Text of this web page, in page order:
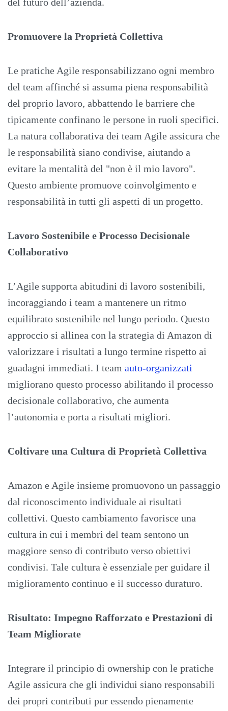
Promuovere la Proprietà Collettiva
Le pratiche Agile responsabilizzano ogni membro
del team affinché si assuma piena responsabilità
del proprio lavoro, abbattendo le barriere che
tipicamente confinano le persone in ruoli specifici.
La natura collaborativa dei team Agile assicura che
le responsabilità siano condivise, aiutando a
evitare la mentalità del "non è il mio lavoro".
Questo ambiente promuove coinvolgimento e
responsabilità in tutti gli aspetti di un progetto.
Lavoro Sostenibile e Processo Decisionale
Collaborativo
L’Agile supporta abitudini di lavoro sostenibili,
incoraggiando i team a mantenere un ritmo
equilibrato sostenibile nel lungo periodo. Questo
approccio si allinea con la strategia di Amazon di
valorizzare i risultati a lungo termine rispetto ai
guadagni immediati. I team auto-organizzati
migliorano questo processo abilitando il processo
decisionale collaborativo, che aumenta
l’autonomia e porta a risultati migliori.
Coltivare una Cultura di Proprietà Collettiva
Amazon e Agile insieme promuovono un passaggio
dal riconoscimento individuale ai risultati
collettivi. Questo cambiamento favorisce una
cultura in cui i membri del team sentono un
maggiore senso di contributo verso obiettivi
condivisi. Tale cultura è essenziale per guidare il
miglioramento continuo e il successo duraturo.
Risultato: Impegno Rafforzato e Prestazioni di
Team Migliorate
Integrare il principio di ownership con le pratiche
Agile assicura che gli individui siano responsabili
dei propri contributi pur essendo pienamente